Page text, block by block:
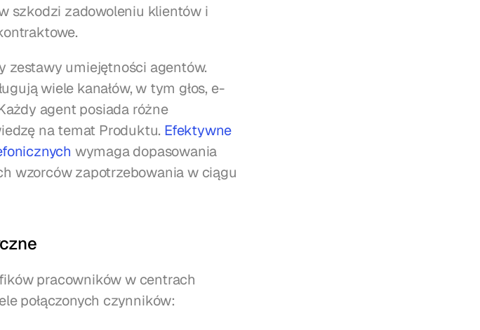
szkodzi zadowoleniu klientów i
zestawy umiejętności agentów.
wiele kanałów, w tym głos, e-
agent posiada różne
na temat Produktu. Efektywne
wymaga dopasowania
wzorców zapotrzebowania w ciągu
pracowników w centrach
połączonych czynników: